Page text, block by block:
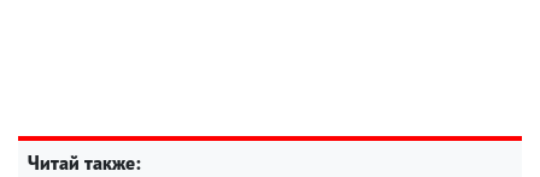
Читай также: